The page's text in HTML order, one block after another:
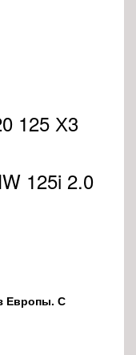
125 Х3
125i 2.0
Европы. С